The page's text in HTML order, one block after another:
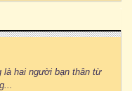
là hai người bạn thân từ